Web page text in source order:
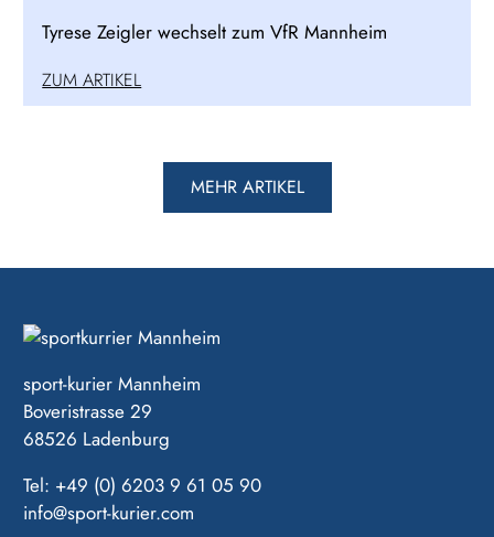
Tyrese Zeigler wechselt zum VfR Mannheim
ZUM ARTIKEL
MEHR ARTIKEL
sport-kurier Mannheim
Boveristrasse 29
68526 Ladenburg
Tel: +49 (0) 6203 9 61 05 90
info@sport-kurier.com